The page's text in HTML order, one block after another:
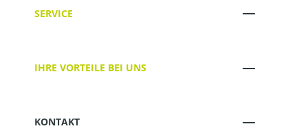
SERVICE
IHRE VORTEILE BEI UNS
KONTAKT